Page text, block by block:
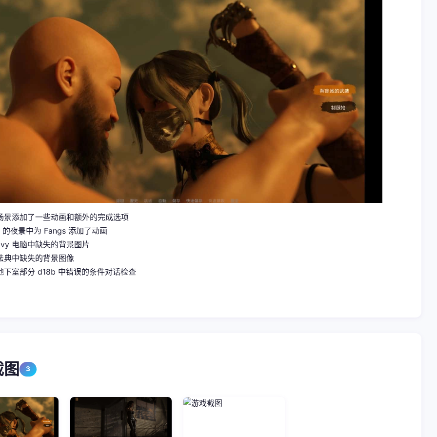
景添加了一些动画和额外的完成选项
夜景中为 Fangs 添加了动画
电脑中缺失的背景图片
典中缺失的背景图像
下室部分 d18b 中错误的条件对话检查
3